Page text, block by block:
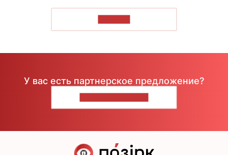
У вас есть партнерское предложение?